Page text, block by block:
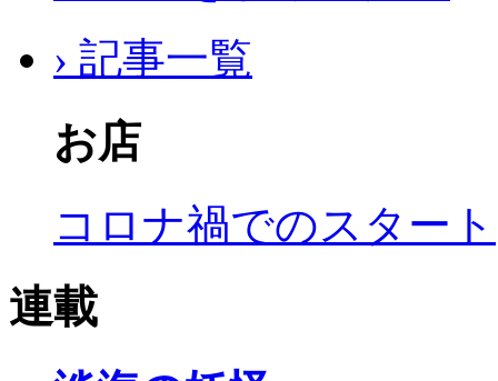
› 記事一覧
お店
コロナ禍でのスタート
連載